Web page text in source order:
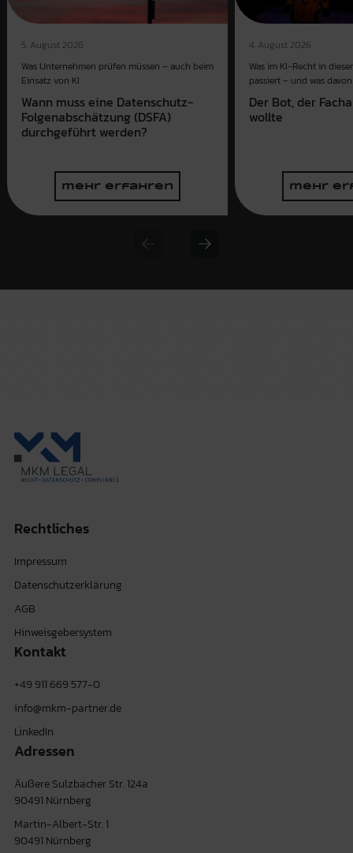
5. August 2026
Was Unternehmen prüfen müssen – auch beim
Einsatz von KI
Wann muss eine Datenschutz-
Folgenabschätzung (DSFA)
durchgeführt werden?
mehr erfahren
4. August 2026
Was im KI-Recht in
passiert – und was
Der Bot, der
wollte
mehr
Previous slide
Next slide
Rechtliches
Impressum
Datenschutzerklärung
AGB
Hinweisgebersystem
Kontakt
+49 911 669 577-0
info@mkm-partner.de
LinkedIn
Adressen
Äußere Sulzbacher Str. 124a
90491 Nürnberg
Martin-Albert-Str. 1
90491 Nürnberg